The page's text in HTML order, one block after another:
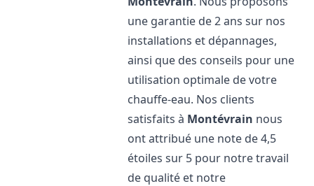
une garantie de 2 ans sur nos
installations et dépannages,
ainsi que des conseils pour une
utilisation optimale de votre
chauffe-eau. Nos clients
satisfaits à Montévrain nous
ont attribué une note de 4,5
étoiles sur 5 pour notre travail
de qualité et notre